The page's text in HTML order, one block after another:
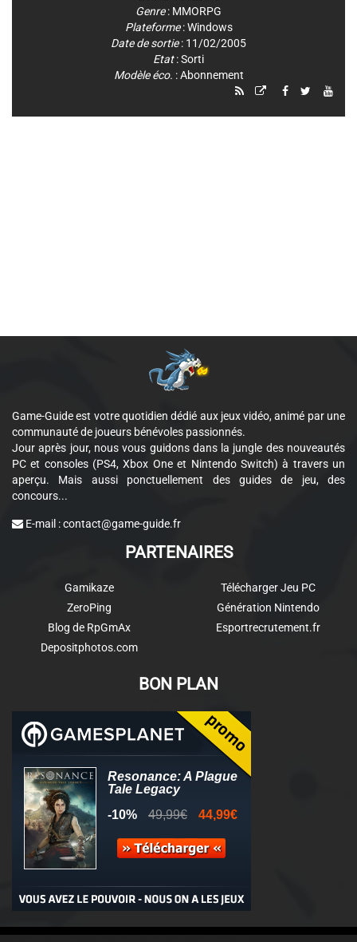
Genre: MMORPG
Plateforme:Windows
Date de sortie: 11/02/2005
Etat: Sorti
Modèle éco. : Abonnement
Game-Guide est votre quotidien dédié aux jeux vidéo, animé par une
communauté de joueurs bénévoles passionnés.
Jour après jour, nous vous guidons dans la jungle des nouveautés
PC et consoles (PS4, Xbox One et Nintendo Switch) à travers un
aperçu. Mais aussi ponctuellement des guides de jeu, des
concours...
E-mail :contact@game-guide.fr
PARTENAIRES
Gamikaze
ZeroPing
Blog de RpGmAx
Depositphotos.com
Télécharger Jeu PC
Génération Nintendo
Esportrecrutement.fr
BON PLAN